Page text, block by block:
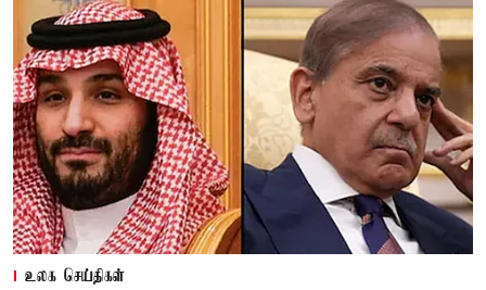
உலக செய்திகள்